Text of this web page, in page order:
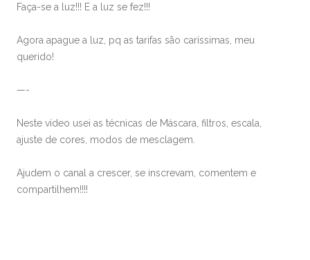
Faça-se a luz!!! E a luz se fez!!!
Agora apague a luz, pq as tarifas são caríssimas, meu
querido!
—-
Neste vídeo usei as técnicas de Máscara, filtros, escala,
ajuste de cores, modos de mesclagem.
Ajudem o canal a crescer, se inscrevam, comentem e
compartilhem!!!!